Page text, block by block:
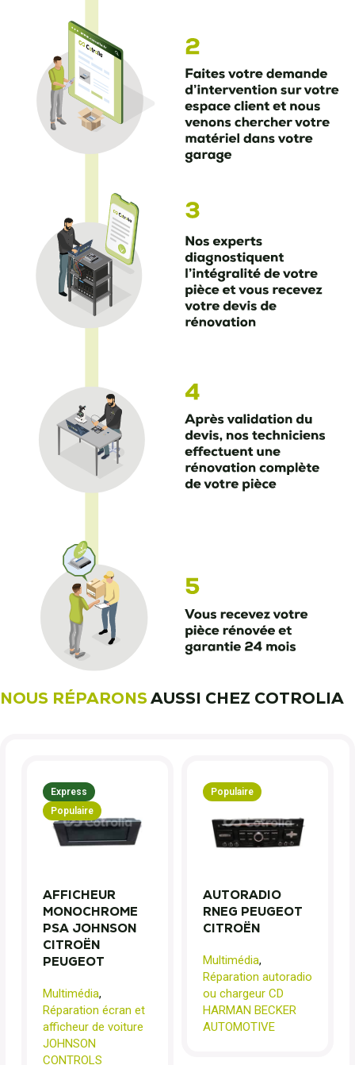
NOUS RÉPARONSAUSSI CHEZ COTROLIA
Express
Populaire
AFFICHEUR
MONOCHROME
PSA JOHNSON
CITROËN
PEUGEOT
Multimédia,
Réparation écran et
afficheur de voiture
JOHNSON
CONTROLS
Populaire
AUTORADIO
RNEG PEUGEOT
CITROËN
Multimédia,
Réparation autoradio
ou chargeur CD
HARMAN BECKER
AUTOMOTIVE